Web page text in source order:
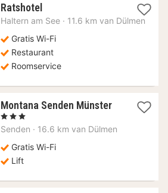
Ratshotel1
nacht
111,21
€
Haltern am See · 11.6 km van Dülmen
Gratis Wi-Fi
Restaurant
Roomservice
Montana Senden Münster1
vanaf
, 3 Sterren
Senden · 16.6 km van Dülmen
Gratis Wi-Fi
Lift